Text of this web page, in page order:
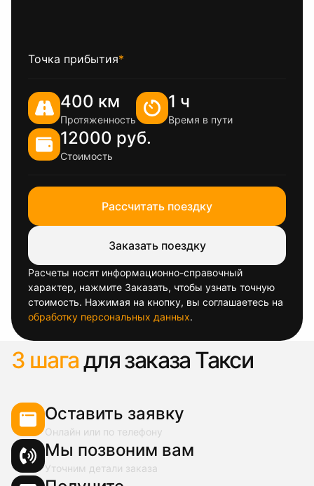
Точка прибытия*
400 км
Протяженность
1 ч
Время в пути
12000 руб.
Стоимость
Рассчитать поездку
Заказать поездку
Расчеты носят информационно-справочный
характер, нажмите Заказать, чтобы узнать точную
стоимость. Нажимая на кнопку, вы соглашаетесь на
обработку персональных данных.
3 шагадля заказа Такси
Оставить заявку
Онлайн или по телефону
Мы позвоним вам
Уточним детали заказа